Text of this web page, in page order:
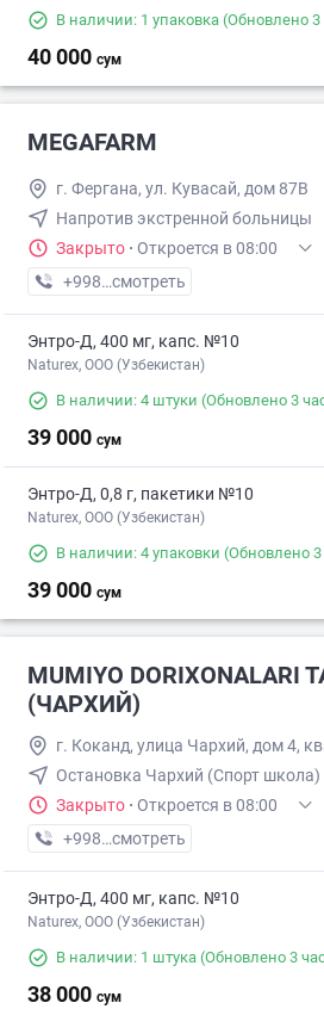
В наличии: 1 упаковка (Обновлено 3
40 000 сум
MEGAFARM
г. Фергана, ул. Кувасай, дом 87В
Напротив экстренной больницы
Закрыто · Откроется в 08:00
+998 (97) XXX-XX-XX
смотреть
Энтро-Д, 400 мг, капс. №10
Naturex, OOO (Узбекистан)
В наличии: 4 штуки (Обновлено 3
39 000 сум
Энтро-Д, 0,8 г, пакетики №10
Naturex, OOO (Узбекистан)
В наличии: 4 упаковки (Обновлено
39 000 сум
MUMIYO DORIXONALARI
(ЧАРХИЙ)
г. Коканд, улица Чархий, дом 4,
Остановка Чархий (Спорт школа)
Закрыто · Откроется в 08:00
+998 (90) XXX-XX-XX
смотреть
Энтро-Д, 400 мг, капс. №10
Naturex, OOO (Узбекистан)
В наличии: 1 штука (Обновлено 3
38 000 сум